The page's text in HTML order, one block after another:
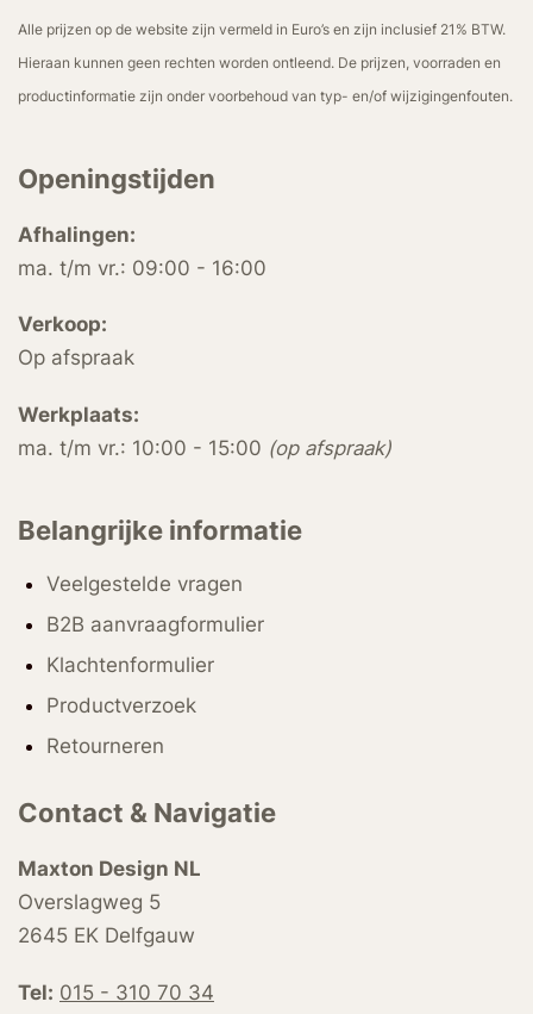
Alle prijzen op de website zijn vermeld in Euro’s en zijn inclusief 21% BTW.
Hieraan kunnen geen rechten worden ontleend. De prijzen, voorraden en
productinformatie zijn onder voorbehoud van typ- en/of wijzigingenfouten.
Openingstijden
Afhalingen:
ma. t/m vr.: 09:00 - 16:00
Verkoop:
Op afspraak
Werkplaats:
ma. t/m vr.: 10:00 - 15:00 (op afspraak)
Belangrijke informatie
Veelgestelde vragen
B2B aanvraagformulier
Klachtenformulier
Productverzoek
Retourneren
Contact & Navigatie
Maxton Design NL
Overslagweg 5
2645 EK Delfgauw
Tel: 015 - 310 70 34